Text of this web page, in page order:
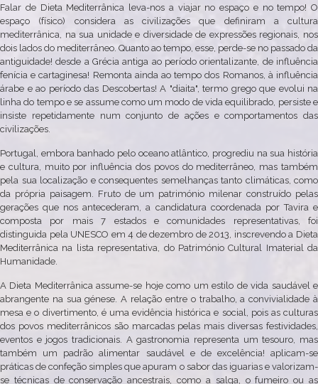
Falar de Dieta Mediterrânica leva-nos a viajar no espaço e no tempo! O
espaço (físico) considera as civilizações que definiram a cultura
mediterrânica, na sua unidade e diversidade de expressões regionais, nos
dois lados do mediterrâneo. Quanto ao tempo, esse, perde-se no passado da
antiguidade! desde a Grécia antiga ao período orientalizante, de influência
fenícia e cartaginesa! Remonta ainda ao tempo dos Romanos, à influência
árabe e ao período das Descobertas! A "diaita", termo grego que evolui na
linha do tempo e se assume como um modo de vida equilibrado, persiste e
insiste repetidamente num conjunto de ações e comportamentos das
civilizações.
Portugal, embora banhado pelo oceano atlântico, progrediu na sua história
e cultura, muito por influência dos povos do mediterrâneo, mas também
pela sua localização e consequentes semelhanças tanto climáticas, como
da própria paisagem. Fruto de um património milenar construído pelas
gerações que nos antecederam, a candidatura coordenada por Tavira e
composta por mais 7 estados e comunidades representativas, foi
distinguida pela UNESCO em 4 de dezembro de 2013, inscrevendo a Dieta
Mediterrânica na lista representativa, do Património Cultural Imaterial da
Humanidade.
A Dieta Mediterrânica assume-se hoje como um estilo de vida saudável e
abrangente na sua génese. A relação entre o trabalho, a convivialidade à
mesa e o divertimento, é uma evidência histórica e social, pois as culturas
dos povos mediterrânicos são marcadas pelas mais diversas festividades,
eventos e jogos tradicionais. A gastronomia representa um tesouro, mas
também um padrão alimentar saudável e de excelência! aplicam-se
práticas de confeção simples que apuram o sabor das iguarias e valorizam-
se técnicas de conservação ancestrais, como a salga, o fumeiro ou as